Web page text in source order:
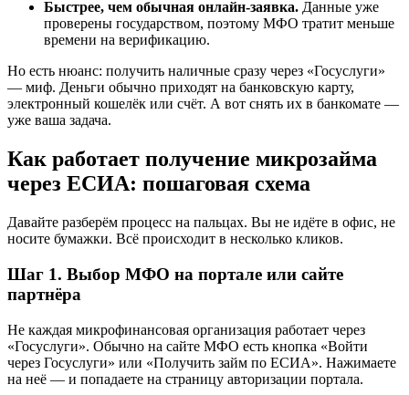
Быстрее, чем обычная онлайн-заявка. Данные уже
проверены государством, поэтому МФО тратит меньше
времени на верификацию.
Но есть нюанс: получить наличные сразу через «Госуслуги»
— миф. Деньги обычно приходят на банковскую карту,
электронный кошелёк или счёт. А вот снять их в банкомате —
уже ваша задача.
Как работает получение микрозайма
через ЕСИА: пошаговая схема
Давайте разберём процесс на пальцах. Вы не идёте в офис, не
носите бумажки. Всё происходит в несколько кликов.
Шаг 1. Выбор МФО на портале или сайте
партнёра
Не каждая микрофинансовая организация работает через
«Госуслуги». Обычно на сайте МФО есть кнопка «Войти
через Госуслуги» или «Получить займ по ЕСИА». Нажимаете
на неё — и попадаете на страницу авторизации портала.